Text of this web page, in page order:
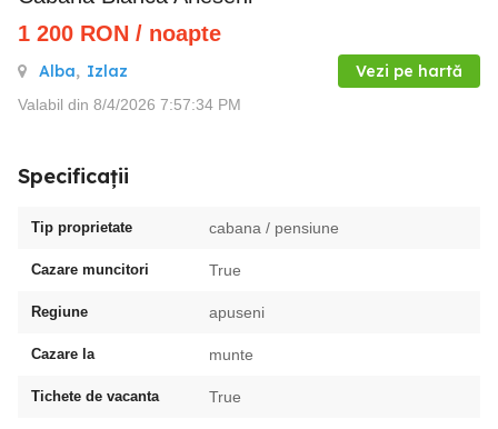
1 200 RON / noapte
Alba, Izlaz Vezi pe hartă
Valabil din 8/4/2026 7:57:34 PM
Specificații
Tip proprietate cabana / pensiune
Cazare muncitori True
Regiune apuseni
Cazare la munte
Tichete de vacanta True